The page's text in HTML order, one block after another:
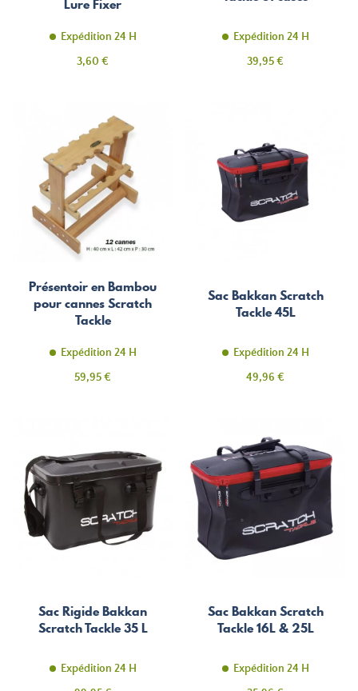
Lure Fixer
Expédition 24 H
Prix
3,60 €
Expédition 24 H
Prix
39,95 €
Présentoir en Bambou
pour cannes Scratch
Tackle
Expédition 24 H
Prix
59,95 €
Sac Bakkan Scratch
Tackle 45L
Expédition 24 H
Prix
49,96 €
Sac Rigide Bakkan
Scratch Tackle 35 L
Expédition 24 H
Sac Bakkan Scratch
Tackle 16L & 25L
Expédition 24 H